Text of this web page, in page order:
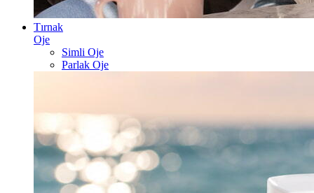
Tırnak
Oje
Simli Oje
Parlak Oje